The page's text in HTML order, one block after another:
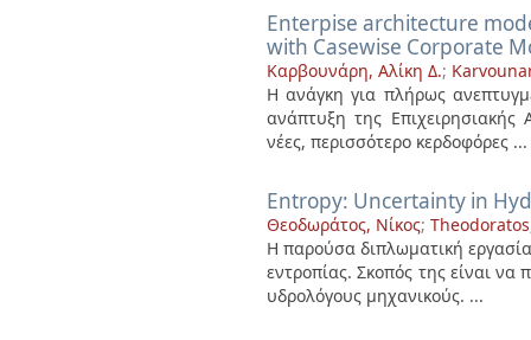
Enterpise architecture
with Casewise Corporate
Καρβουνάρη, Αλίκη Δ.;
Η ανάγκη για πλήρως
ανάπτυξη της Επιχειρησιακής
νέες, περισσότερο κερδοφόρες ...
Entropy: Uncertainty in
Θεοδωράτος, Νίκος;
Η παρούσα διπλωματική
εντροπίας. Σκοπός της είναι
υδρολόγους μηχανικούς. ...